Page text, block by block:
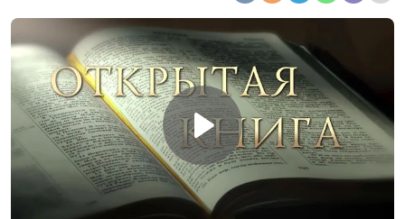
священнослужитель,
Число зверя
Юлия Синицына,
Павел Гончар,
священнослужитель,
магистр богословия
Развод супругов с точки
зрения Библии
Юлия Синицына,
Павел Гончар,
священнослужитель,